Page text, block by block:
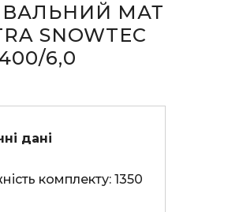
МАТ
SNOWTEC
6,0
дані
комплекту: 1350